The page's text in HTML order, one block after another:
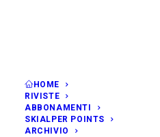
HOME
RIVISTE
ABBONAMENTI
SKIALPER POINTS
ARCHIVIO